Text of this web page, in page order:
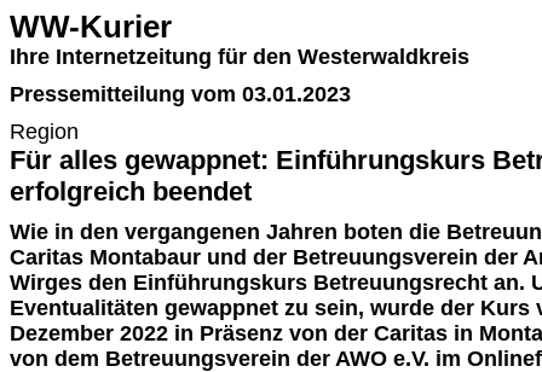
WW-Kurier
Ihre Internetzeitung für den Westerwaldkreis
Pressemitteilung vom 03.01.2023
Region
Für alles gewappnet: Einführungskurs
erfolgreich beendet
Wie in den vergangenen Jahren boten die
Caritas Montabaur und der Betreuungsverein der
Wirges den Einführungskurs Betreuungsrecht an.
Eventualitäten gewappnet zu sein, wurde der Kurs
Dezember 2022 in Präsenz von der Caritas in
von dem Betreuungsverein der AWO e.V. im